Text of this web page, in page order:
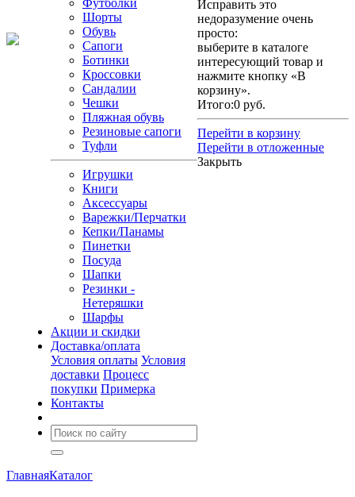
Футболки
Шорты
Обувь
Сапоги
Ботинки
Кроссовки
Сандалии
Чешки
Пляжная обувь
Резиновые сапоги
Туфли
Игрушки
Книги
Аксессуары
Варежки/Перчатки
Кепки/Панамы
Пинетки
Посуда
Шапки
Резинки -
Нетеряшки
Шарфы
Акции и скидки
Доставка/оплата
Условия оплаты Условия
доставки Процесс
покупки Примерка
Контакты
Исправить это
недоразумение очень
просто:
выберите в каталоге
интересующий товар и
нажмите кнопку «В
корзину».
Итого:0 руб.
Перейти в корзину
Перейти в отложенные
Закрыть
ГлавнаяКаталог